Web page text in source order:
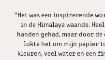
“Het was een inspirerende
in de Himalaya waande.
handen gehad, maar door
lukte het om mijn papier
kleuren, veel water en een